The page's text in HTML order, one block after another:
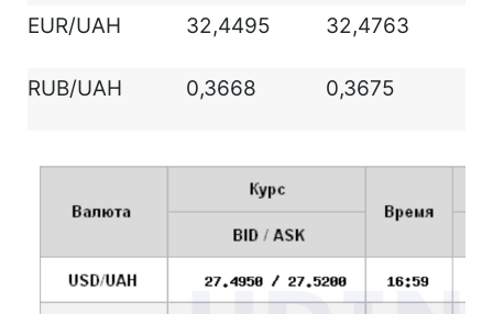
EUR/UAH 32,4495 32,4763
RUB/UAH 0,3668 0,3675